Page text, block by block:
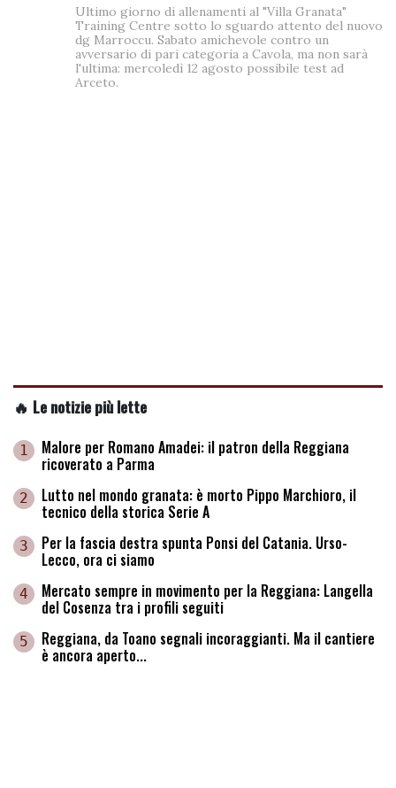
Ultimo giorno di allenamenti al "Villa Granata"
Training Centre sotto lo sguardo attento del nuovo
dg Marroccu. Sabato amichevole contro un
avversario di pari categoria a Cavola, ma non sarà
l'ultima: mercoledì 12 agosto possibile test ad
Arceto.
🔥 Le notizie più lette
1 Malore per Romano Amadei: il patron della Reggiana
ricoverato a Parma
2 Lutto nel mondo granata: è morto Pippo Marchioro, il
tecnico della storica Serie A
3 Per la fascia destra spunta Ponsi del Catania. Urso-
Lecco, ora ci siamo
4 Mercato sempre in movimento per la Reggiana: Langella
del Cosenza tra i profili seguiti
5 Reggiana, da Toano segnali incoraggianti. Ma il cantiere
è ancora aperto...